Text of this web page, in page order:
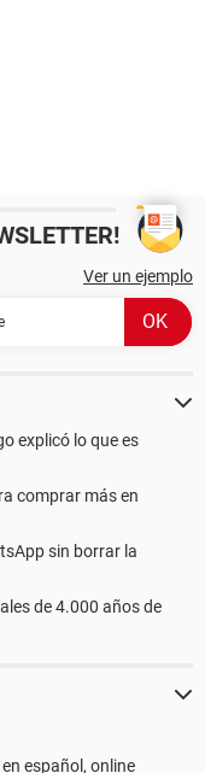
Ver un ejemplo
explicó lo que es
comprar más en
sin borrar la
de 4.000 años de
español, online